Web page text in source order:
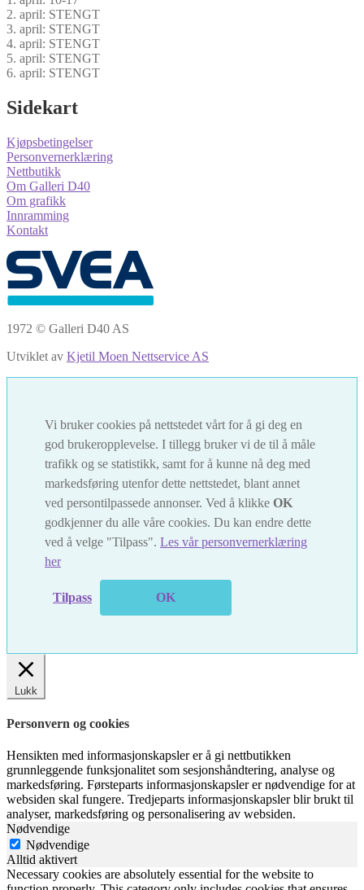
2. april: STENGT
3. april: STENGT
4. april: STENGT
5. april: STENGT
6. april: STENGT
Sidekart
Kjøpsbetingelser
Personvernerklæring
Nettbutikk
Om Galleri D40
Om grafikk
Innramming
Kontakt
1972 © Galleri D40 AS
Utviklet av Kjetil Moen Nettservice AS
Vi bruker cookies på nettstedet vårt for å gi deg en
god brukeropplevelse. I tillegg bruker vi de til å måle
trafikk og se statistikk, samt for å kunne nå deg med
markedsføring utenfor dette nettstedet, blant annet
ved persontilpassede annonser. Ved å klikke OK
godkjenner du alle våre cookies. Du kan endre dette
ved å velge "Tilpass". Les vår personvernerklæring
her
Tilpass OK
Lukk
Personvern og cookies
Hensikten med informasjonskapsler er å gi nettbutikken
grunnleggende funksjonalitet som sesjonshåndtering, analyse og
markedsføring. Førsteparts informasjonskapsler er nødvendige for at
websiden skal fungere. Tredjeparts informasjonskapsler blir brukt til
analyser, markedsføring og personalisering av websiden.
Nødvendige
Nødvendige
Alltid aktivert
Necessary cookies are absolutely essential for the website to